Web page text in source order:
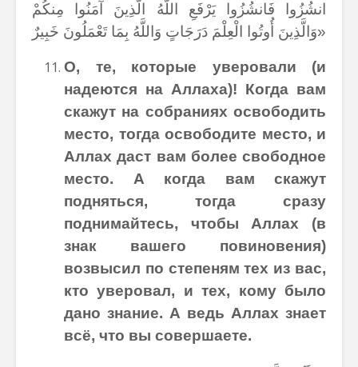
انشُزُوا فَانشُزُوا يَرْفَعِ اللَّهُ الَّذِينَ آمَنُوا مِنكُمْ
وَالَّذِينَ أُوتُوا الْعِلْمَ دَرَجَاتٍ وَاللَّهُ بِمَا تَعْمَلُونَ خَبِيرٌ»
О, те, которые уверовали (и
надеются на Аллаха)! Когда вам
скажут на собраниях освободить
место, тогда освободите место, и
Аллах даст вам более свободное
место. А когда вам скажут
подняться, тогда сразу
поднимайтесь, чтобы Аллах (в
знак вашего повиновения)
возвысил по степеням тех из вас,
кто уверовал, и тех, кому было
дано знание. А ведь Аллах знает
всё, что вы совершаете.